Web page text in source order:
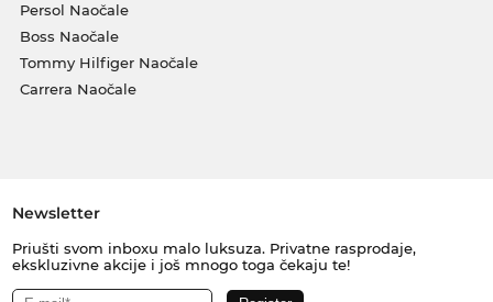
Persol Naočale
Boss Naočale
Tommy Hilfiger Naočale
Carrera Naočale
Newsletter
Priušti svom inboxu malo luksuza. Privatne rasprodaje,
ekskluzivne akcije i još mnogo toga čekaju te!